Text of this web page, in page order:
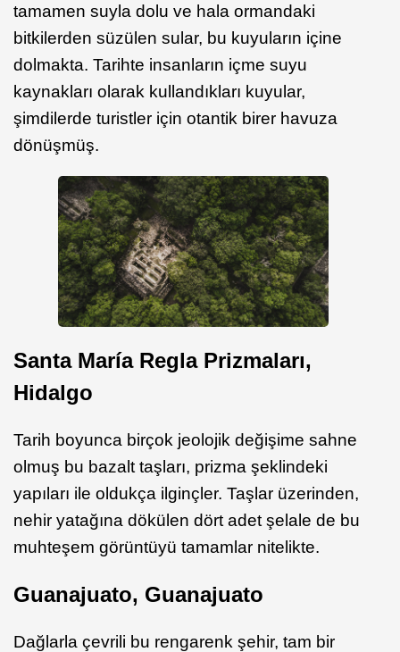
tamamen suyla dolu ve hala ormandaki
bitkilerden süzülen sular, bu kuyuların içine
dolmakta. Tarihte insanların içme suyu
kaynakları olarak kullandıkları kuyular,
şimdilerde turistler için otantik birer havuza
dönüşmüş.
Santa María Regla Prizmaları,
Hidalgo
Tarih boyunca birçok jeolojik değişime sahne
olmuş bu bazalt taşları, prizma şeklindeki
yapıları ile oldukça ilginçler. Taşlar üzerinden,
nehir yatağına dökülen dört adet şelale de bu
muhteşem görüntüyü tamamlar nitelikte.
Guanajuato, Guanajuato
Dağlarla çevrili bu rengarenk şehir, tam bir